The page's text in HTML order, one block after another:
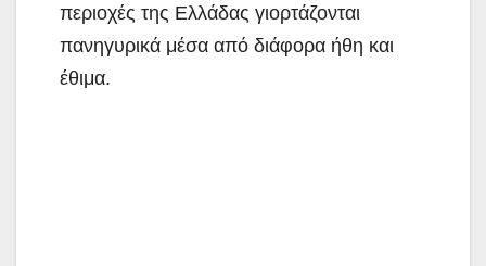
περιοχές της Ελλάδας γιορτάζονται
πανηγυρικά μέσα από διάφορα ήθη και
έθιμα.